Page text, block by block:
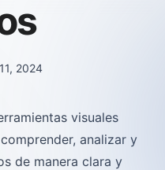
2024
visuales
analizar y
de manera clara y